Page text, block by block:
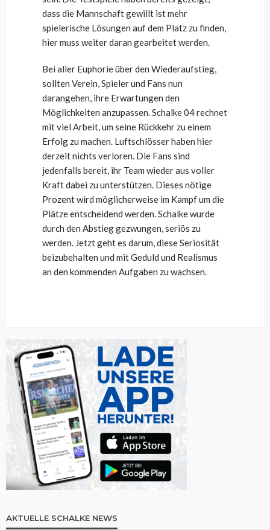
dass die Mannschaft gewillt ist mehr
spielerische Lösungen auf dem Platz zu finden,
hier muss weiter daran gearbeitet werden.
Bei aller Euphorie über den Wiederaufstieg,
sollten Verein, Spieler und Fans nun
darangehen, ihre Erwartungen den
Möglichkeiten anzupassen. Schalke 04 rechnet
mit viel Arbeit, um seine Rückkehr zu einem
Erfolg zu machen. Luftschlösser haben hier
derzeit nichts verloren. Die Fans sind
jedenfalls bereit, ihr Team wieder aus voller
Kraft dabei zu unterstützen. Dieses nötige
Prozent wird möglicherweise im Kampf um die
Plätze entscheidend werden. Schalke wurde
durch den Abstieg gezwungen, seriös zu
werden. Jetzt geht es darum, diese Seriosität
beizubehalten und mit Geduld und Realismus
an den kommenden Aufgaben zu wachsen.
AKTUELLE SCHALKE NEWS